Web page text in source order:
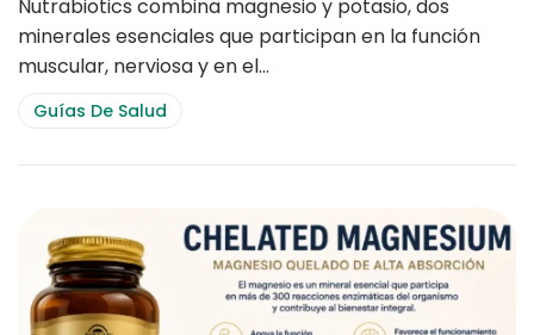
Nutrabiotics combina magnesio y potasio, dos
minerales esenciales que participan en la función
muscular, nerviosa y en el…
Guías De Salud